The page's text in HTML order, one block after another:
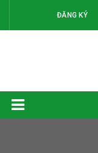
ĐĂNG KÝ